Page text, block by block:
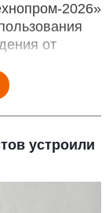
2026»
от
устроили